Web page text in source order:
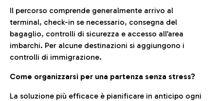
Il percorso comprende generalmente arrivo al
terminal, check-in se necessario, consegna del
bagaglio, controlli di sicurezza e accesso all’area
imbarchi. Per alcune destinazioni si aggiungono i
controlli di immigrazione.
Come organizzarsi per una partenza senza stress?
La soluzione più efficace è pianificare in anticipo ogni